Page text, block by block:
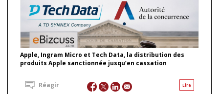
Apple, Ingram Micro et Tech Data, la distribution des
produits Apple sanctionnée jusqu’en cassation
Lire
Réagir